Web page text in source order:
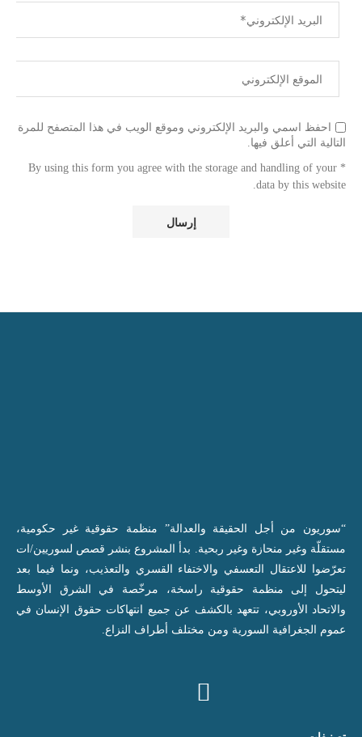
احفظ اسمي والبريد الإلكتروني وموقع الويب في هذا المتصفح للمرة
التالية التي أعلق فيها.
* By using this form you agree with the storage and handling of your
data by this website.
“سوريون من أجل الحقيقة والعدالة” منظمة حقوقية غير حكومية،
مستقلّة وغير منحازة وغير ربحية. بدأ المشروع بنشر قصص لسوريين/ات
تعرّضوا للاعتقال التعسفي والاختفاء القسري والتعذيب، ونما فيما بعد
ليتحول إلى منظمة حقوقية راسخة، مرخّصة في الشرق الأوسط
والاتحاد الأوروبي، تتعهد بالكشف عن جميع انتهاكات حقوق الإنسان في
عموم الجغرافية السورية ومن مختلف أطراف النزاع.